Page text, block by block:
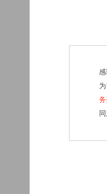
务